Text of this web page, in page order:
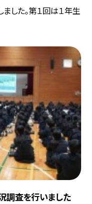
した。第１回は１年生
調査を行いました